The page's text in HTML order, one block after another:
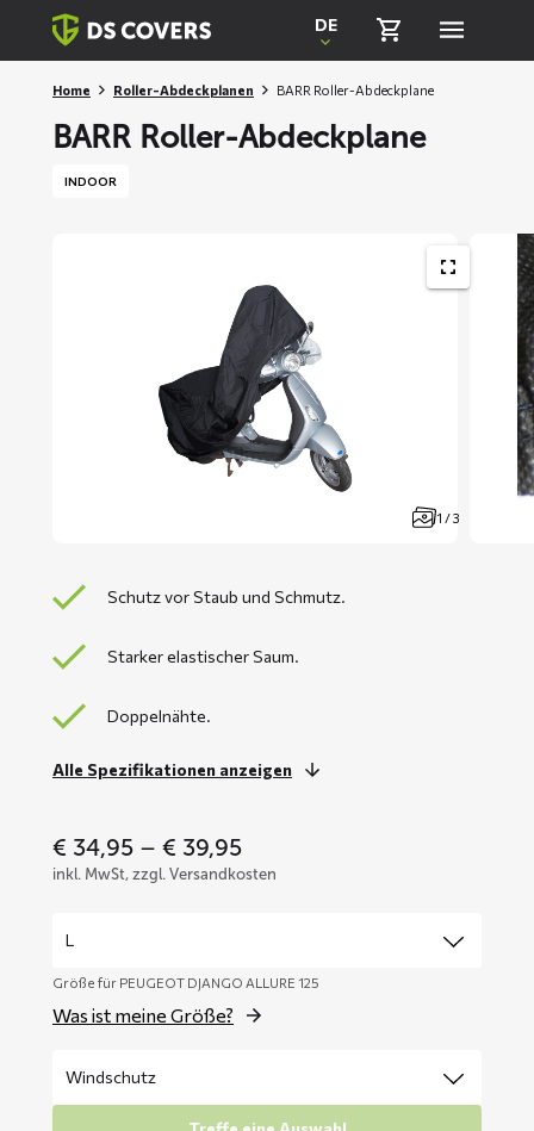
Skiplinks
DE
Home Roller-Abdeckplanen BARR Roller-Abdeckplane
BARR Roller-Abdeckplane
INDOOR
1 / 3
Schutz vor Staub und Schmutz.
Starker elastischer Saum.
Doppelnähte.
Alle Spezifikationen anzeigen
€ 34,95 – € 39,95Price
range:
inkl. MwSt, zzgl. Versandkosten
Größe für PEUGEOT DJANGO ALLURE 125
Was ist meine Größe?